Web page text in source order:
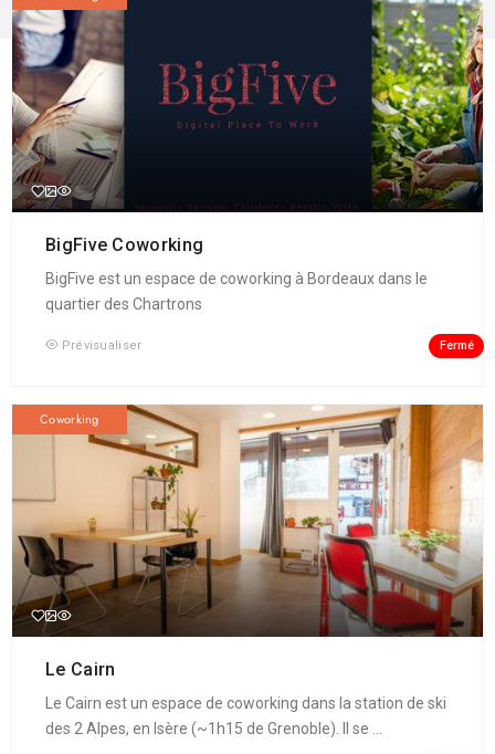
BigFive Coworking
BigFive est un espace de coworking à Bordeaux dans le
quartier des Chartrons
Prévisualiser Fermé
Coworking
Le Cairn
Le Cairn est un espace de coworking dans la station de ski
des 2 Alpes, en Isère (~1h15 de Grenoble). Il se ...